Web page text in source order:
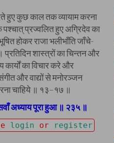
हुए कुछ काल तक व्यायाम करना
प्रज्वलित हुए अग्रिदेव का
होकर राजा भलीभाँति जाँचे-
शास्त्रों का चिन्तन और
का विचार करे और
और वाद्यों से मनोरञ्जन
चाहिये ॥ १३–१७ ॥
अध्याय पूरा हुआ ॥ २३५ ॥
login or register